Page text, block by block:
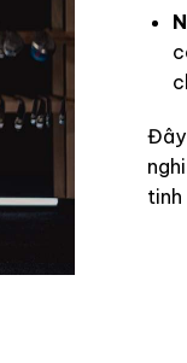
Đây
tinh